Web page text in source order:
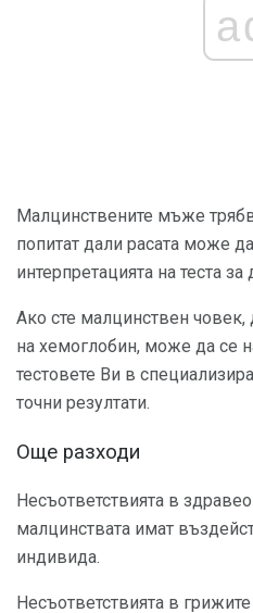
Малцинствените мъже
попитат дали расата може
интерпретацията на теста за
Ако сте малцинствен човек,
на хемоглобин, може да се
тестовете Ви в
точни резултати.
Още разходи
Несъответствията в
малцинствата имат
индивида.
Несъответствията в